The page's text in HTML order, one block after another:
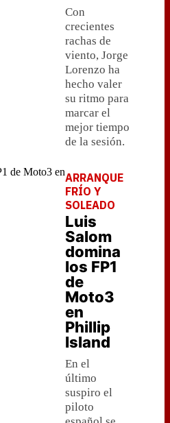
Con
crecientes
rachas de
viento, Jorge
Lorenzo ha
hecho valer
su ritmo para
marcar el
mejor tiempo
de la sesión.
ARRANQUE
FRÍO Y
SOLEADO
Luis
Salom
domina
los FP1
de
Moto3
en
Phillip
Island
En el
último
suspiro el
piloto